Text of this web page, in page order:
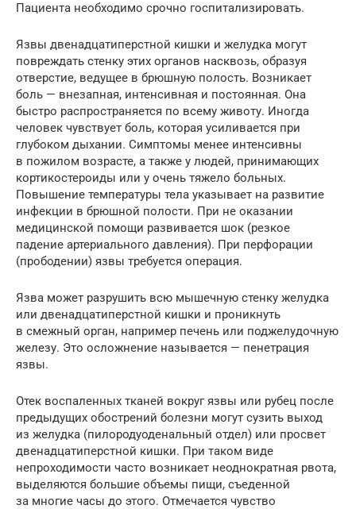
Пациента необходимо срочно госпитализировать.
Язвы двенадцатиперстной кишки и желудка могут
повреждать стенку этих органов насквозь, образуя
отверстие, ведущее в брюшную полость. Возникает
боль — внезапная, интенсивная и постоянная. Она
быстро распространяется по всему животу. Иногда
человек чувствует боль, которая усиливается при
глубоком дыхании. Симптомы менее интенсивны
в пожилом возрасте, а также у людей, принимающих
кортикостероиды или у очень тяжело больных.
Повышение температуры тела указывает на развитие
инфекции в брюшной полости. При не оказании
медицинской помощи развивается шок (резкое
падение артериального давления). При перфорации
(прободении) язвы требуется операция.
Язва может разрушить всю мышечную стенку желудка
или двенадцатиперстной кишки и проникнуть
в смежный орган, например печень или поджелудочную
железу. Это осложнение называется — пенетрация
язвы.
Отек воспаленных тканей вокруг язвы или рубец после
предыдущих обострений болезни могут сузить выход
из желудка (пилородуоденальный отдел) или просвет
двенадцатиперстной кишки. При таком виде
непроходимости часто возникает неоднократная рвота,
выделяются большие объемы пищи, съеденной
за многие часы до этого. Отмечается чувство